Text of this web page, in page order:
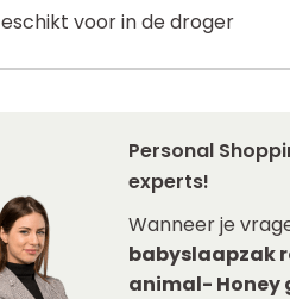
voor in de droger
Personal
experts!
Wanneer je
babyslaapzak
animal- Honey